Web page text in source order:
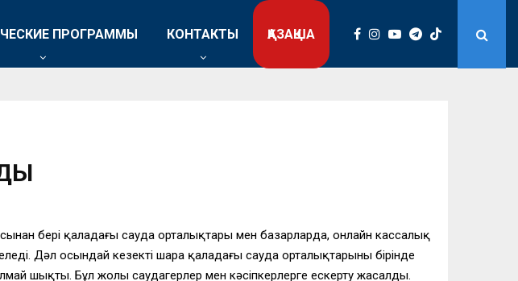
ПРОГРАММЫ КОНТАКТЫ ҚАЗАҚША
бері қаладағы сауда орталықтары мен базарларда, онлайн кассалық
Дәл осындай кезекті шара қаладағы сауда орталықтарының бірінде
шықты. Бұл жолы саудагерлер мен кәсіпкерлерге ескерту жасалды.